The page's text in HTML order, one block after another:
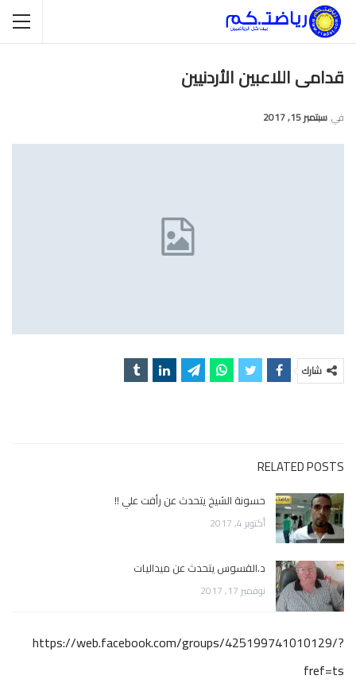
قدامى اللاعبين الأردنيين
في سبتمبر 15, 2017
شارك
RELATED POSTS
حسونة الشيخ يتحدث عن رأفت علي !!
أكتوبر 4, 2017
د.القسوس يتحدث عن ميداليات
نوفمبر 17, 2017
https://web.facebook.com/groups/425199741010129/?
fref=ts